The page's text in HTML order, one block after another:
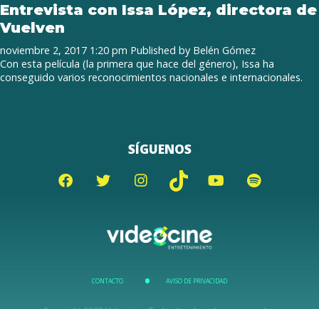
Entrevista con Issa López, directora de
Vuelven
noviembre 2, 2017 1:20 pm Published by Belén Gómez
Con esta película (la primera que hace del género), Issa ha
conseguido varios reconocimientos nacionales e internacionales.
SÍGUENOS
CONTACTO AVISO DE PRIVACIDAD